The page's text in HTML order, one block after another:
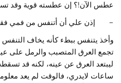
عطس الآن!؟ إن عطسته قوية وقد
– إذن علي أن أتنفس من فمي
وأخذ يتنفس ببطء كأنه يخاف
تجمع العرق المتصبب والرمل على
ليبتعد العرق عن عينه، لكنه قد
ساعات لايدري، فالوقت لم يعد